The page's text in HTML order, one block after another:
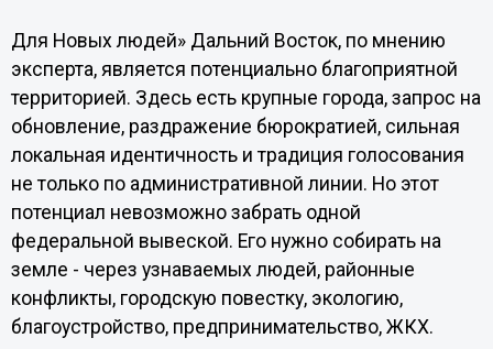
Для Новых людей» Дальний Восток, по мнению
эксперта, является потенциально благоприятной
территорией. Здесь есть крупные города, запрос на
обновление, раздражение бюрократией, сильная
локальная идентичность и традиция голосования
не только по административной линии. Но этот
потенциал невозможно забрать одной
федеральной вывеской. Его нужно собирать на
земле - через узнаваемых людей, районные
конфликты, городскую повестку, экологию,
благоустройство, предпринимательство, ЖКХ.